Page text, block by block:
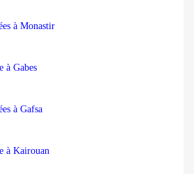
à Monastir
à Gabes
à Gafsa
à Kairouan